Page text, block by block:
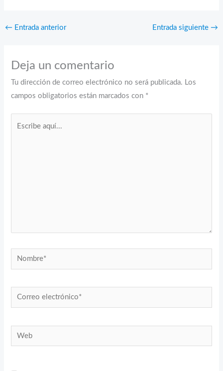
← Entrada anterior Entrada siguiente →
Deja un comentario
Tu dirección de correo electrónico no será publicada. Los
campos obligatorios están marcados con *
Nombre*
Correo
electrónico*
Web